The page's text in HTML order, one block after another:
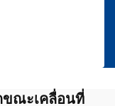
ขณะเคลื่อนที่